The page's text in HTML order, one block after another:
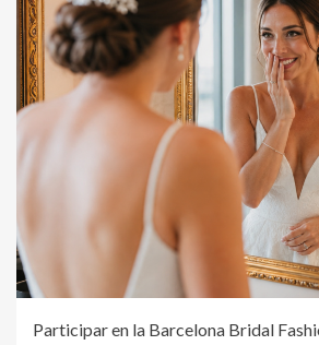
Participar en la Barcelona Bridal